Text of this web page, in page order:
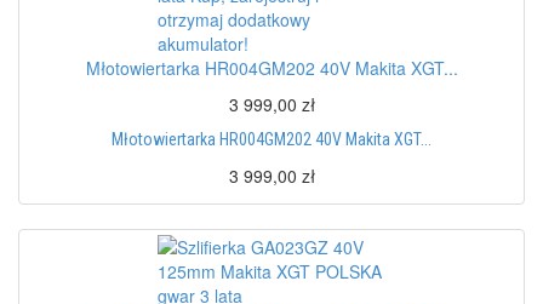
Młotowiertarka HR004GM202 40V Makita XGT...
3 999,00 zł
Młotowiertarka HR004GM202 40V Makita XGT...
3 999,00 zł